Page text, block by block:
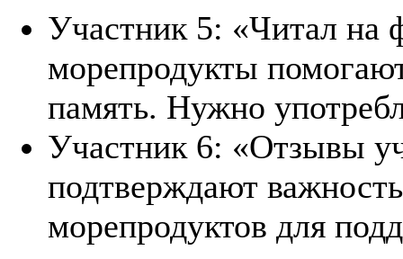
Участник 5: «Читал на
морепродукты
память. Нужно
Участник 6: «Отзывы
подтверждают
морепродуктов для